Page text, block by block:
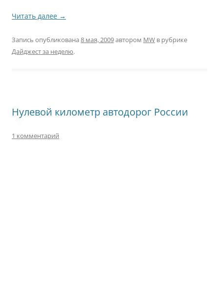
Читать далее →
Запись опубликована 8 мая, 2009автором MW в рубрике
Дайджест за неделю.
Нулевой километр автодорог России
1 комментарий